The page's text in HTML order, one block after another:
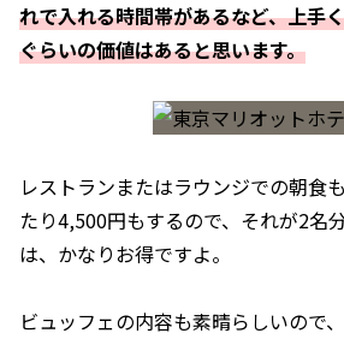
れで入れる時間帯があるなど、上手
ぐらいの価値はあると思います。
レストランまたはラウンジでの朝食
たり4,500円もするので、それが2名
は、かなりお得ですよ。
ビュッフェの内容も素晴らしいので